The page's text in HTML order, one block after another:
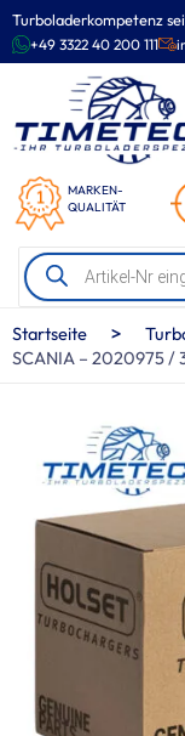
Turboladerkompetenz
+49 3322 40 200 111
MARKEN-
QUALITÄT
Products
search
Zum
Inhalt
springen
Startseite >
SCANIA – 2020975 /